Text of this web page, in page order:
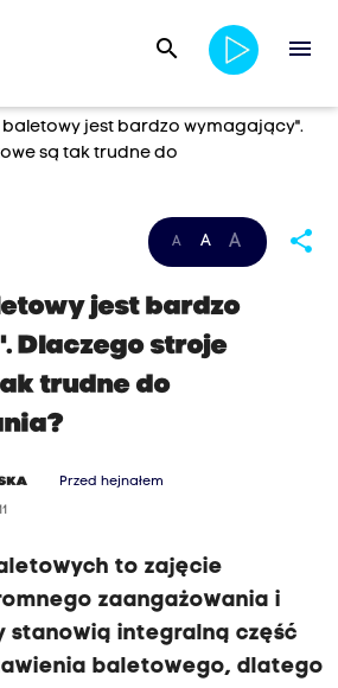
search menu
baletowy jest bardzo wymagający".
są tak trudne do
A A A share
jest bardzo
Dlaczego stroje
trudne do
Przed hejnałem
to zajęcie
zaangażowania i
stanowią integralną część
baletowego, dlatego